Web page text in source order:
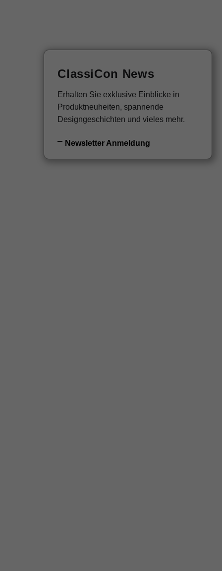
ClassiCon News
Erhalten Sie exklusive Einblicke in
Produktneuheiten, spannende
Designgeschichten und vieles mehr.
Newsletter Anmeldung